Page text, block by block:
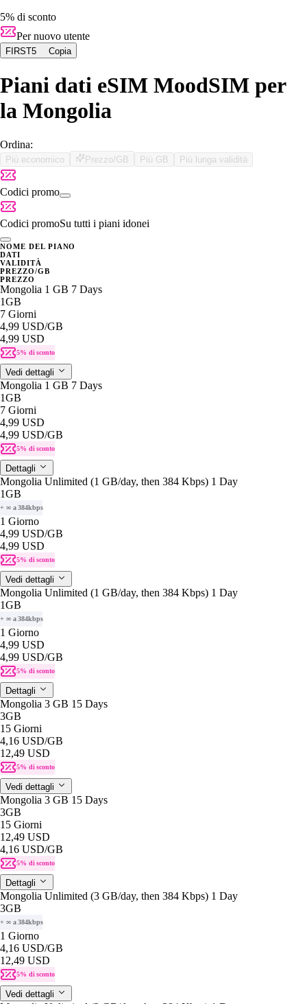
5% di sconto
Per nuovo utente
FIRST5 Copia
Piani dati eSIM MoodSIM per
la Mongolia
Ordina:
Più economico Prezzo/GB Più GB Più lunga validità
Codici promo
Codici promoSu tutti i piani idonei
NOME DEL PIANO
DATI
VALIDITÀ
PREZZO/GB
PREZZO
Mongolia 1 GB 7 Days
1GB
7 Giorni
4,99 USD/GB
4,99 USD
5% di sconto
Vedi dettagli
Mongolia 1 GB 7 Days
1GB
7 Giorni
4,99 USD
4,99 USD/GB
5% di sconto
Dettagli
Mongolia Unlimited (1 GB/day, then 384 Kbps) 1 Day
1GB
+ ∞ a 384kbps
1 Giorno
4,99 USD/GB
4,99 USD
5% di sconto
Vedi dettagli
Mongolia Unlimited (1 GB/day, then 384 Kbps) 1 Day
1GB
+ ∞ a 384kbps
1 Giorno
4,99 USD
4,99 USD/GB
5% di sconto
Dettagli
Mongolia 3 GB 15 Days
3GB
15 Giorni
4,16 USD/GB
12,49 USD
5% di sconto
Vedi dettagli
Mongolia 3 GB 15 Days
3GB
15 Giorni
12,49 USD
4,16 USD/GB
5% di sconto
Dettagli
Mongolia Unlimited (3 GB/day, then 384 Kbps) 1 Day
3GB
+ ∞ a 384kbps
1 Giorno
4,16 USD/GB
12,49 USD
5% di sconto
Vedi dettagli